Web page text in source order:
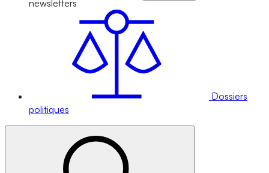
newsletters
Dossiers
politiques